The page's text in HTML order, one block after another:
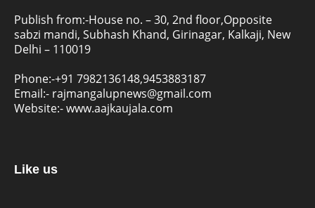
Publish from:-House no. – 30, 2nd floor,Opposite
sabzi mandi, Subhash Khand, Girinagar, Kalkaji, New
Delhi – 110019
Phone:-+91 7982136148,9453883187
Email:- rajmangalupnews@gmail.com
Website:-www.aajkaujala.com
Like us